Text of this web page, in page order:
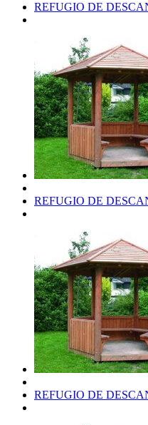
REFUGIO DE
REFUGIO DE
REFUGIO DE